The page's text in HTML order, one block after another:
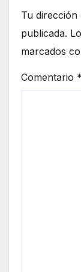
Tu
publicada.
marcados
Comentario *